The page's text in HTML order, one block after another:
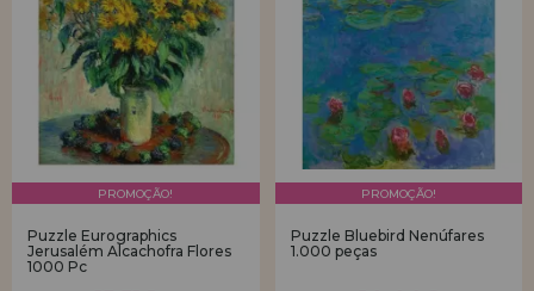
PROMOÇÃO!
Puzzle Eurographics
Jerusalém Alcachofra Flores
1000 Pc
PROMOÇÃO!
Puzzle Bluebird Nenúfares
1.000 peças